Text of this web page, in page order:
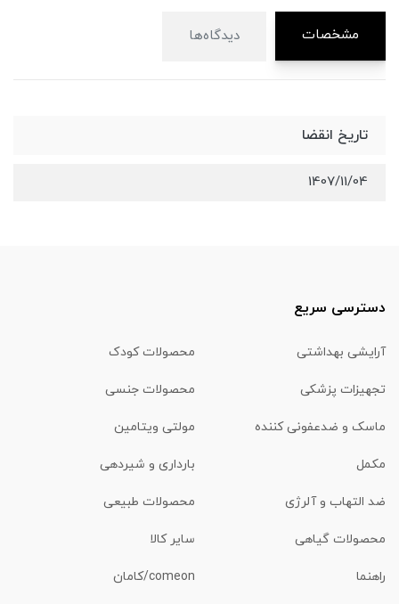
مشخصات دیدگاه‌ها
تاریخ انقضا
1407/11/04
دسترسی سریع
آرایشی بهداشتی محصولات کودک
تجهیزات پزشکی محصولات جنسی
ماسک و ضدعفونی کننده مولتی ویتامین
مکمل بارداری و شیردهی
ضد التهاب و آلرژی محصولات طبیعی
محصولات گیاهی سایر کالا
راهنما comeon/کامان